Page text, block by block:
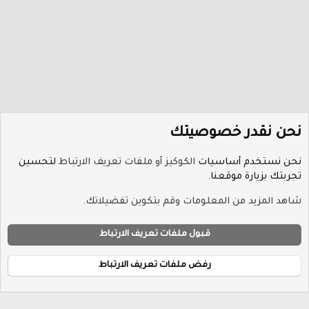
سياسة الخصوصية
الرئيسية
S
®
نحن نقدر خصوصيتك
نحن نستخدم أساسيات الكوكيز أو ملفات تعريف الارتباط لتحسين
تجربتك بزيارة موقعنا.
شاهد المزيد من المعلومات وقم بتكوين تفضيلاتك.
قبول ملفات تعريف الارتباط
رفض ملفات تعريف الارتباط